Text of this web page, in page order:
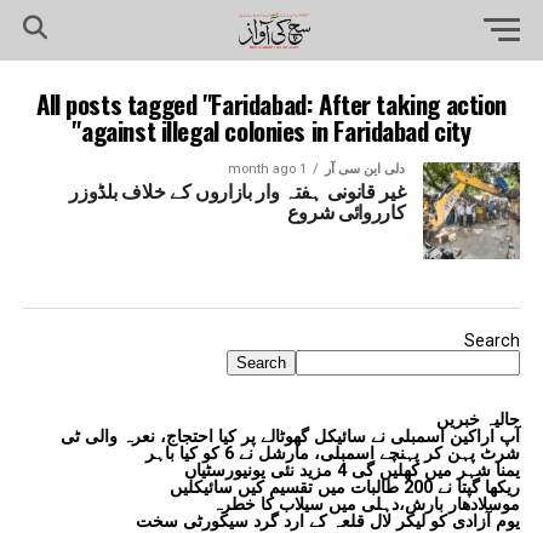
All posts tagged "Faridabad: After taking action
against illegal colonies in Faridabad city"
دلی این سی آر 1 month ago
غیر قانونی ہفتہ وار بازاروں کے خلاف بلڈوزر
کارروائی شروع
Search
Search
حالیہ خبریں
آپ اراکین اسمبلی نے سائیکل گھوٹالے پر کیا احتجاج، نعرہ والی ٹی
شرٹ پہن کر پہنچے اسمبلی، مارشل نے 6 کو کیا باہر
یمنا شہر میں کھلیں گی 4 مزید نئی یونیورسٹیاں
ریکھا گپتا نے 200 طالبات میں تقسیم کیں سائیکلیں
موسلادھار بارش،دہلی میں سیلاب کا خطرہ
یوم آزادی کو لیکر لال قلعہ کے ارد گرد سیکورٹی سخت